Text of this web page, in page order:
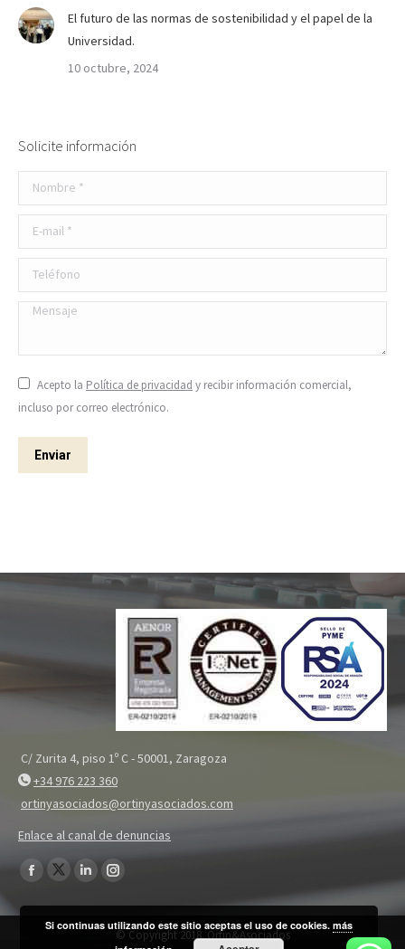
El futuro de las normas de sostenibilidad y el papel de la
Universidad.
10 octubre, 2024
Solicite información
Nombre *
E-mail *
Teléfono
Mensaje
Acepto la Política de privacidad y recibir información comercial,
incluso por correo electrónico.
Enviar
C/ Zurita 4, piso 1º C - 50001, Zaragoza
+34 976 223 360
ortinyasociados@ortinyasociados.com
Enlace al canal de denuncias
Encuéntranos en:
Facebook
page
opens
Twitter
page
opens
Linkedin
page
opens
Instagram
page
opens
© Copyright 2018. Ortin&Asociados
Si continuas utilizando este sitio aceptas el uso de cookies.más